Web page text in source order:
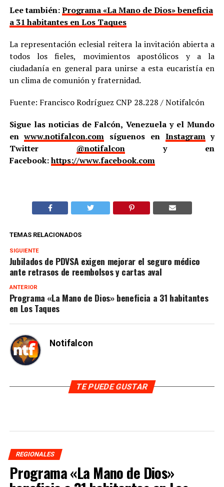
Lee también:Programa «La Mano de Dios» beneficia
a 31 habitantes en Los Taques
La representación eclesial reitera la invitación abierta a
todos los fieles, movimientos apostólicos y a la
ciudadanía en general para unirse a esta eucaristía en
un clima de comunión y fraternidad.
Fuente: Francisco Rodríguez CNP 28.228 / Notifalcón
Sigue las noticias de Falcón, Venezuela y el Mundo
enwww.notifalcon.com síguenos en Instagramy
Twitter @notifalcony en
Facebook:https://www.facebook.com
TEMAS RELACIONADOS
SIGUIENTE
Jubilados de PDVSA exigen mejorar el seguro médico
ante retrasos de reembolsos y cartas aval
ANTERIOR
Programa «La Mano de Dios» beneficia a 31 habitantes
en Los Taques
Notifalcon
TE PUEDE GUSTAR
REGIONALES
Programa «La Mano de Dios»